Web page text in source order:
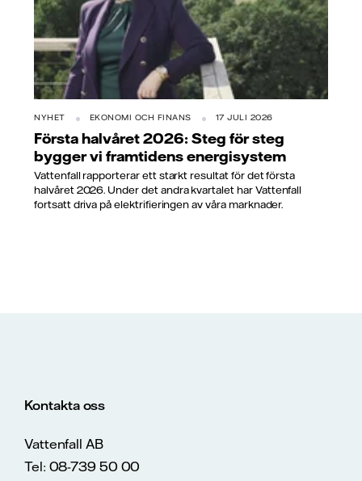
NYHET EKONOMI OCH FINANS 17 JULI 2026
Första halvåret 2026: Steg för steg
bygger vi framtidens energisystem
Vattenfall rapporterar ett starkt resultat för det första
halvåret 2026. Under det andra kvartalet har Vattenfall
fortsatt driva på elektrifieringen av våra marknader.
Kontakta oss
Vattenfall AB
Tel: 08-739 50 00